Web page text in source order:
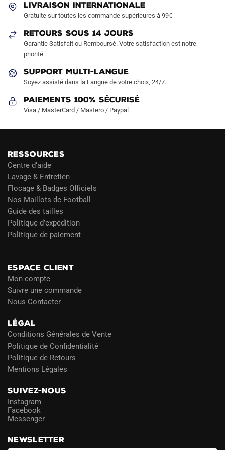
page
LIVRAISON INTERNATIONALE
Gratuite sur toutes les commande supérieures à 99€
RETOURS SOUS 14 JOURS
Garantie Satisfait ou Remboursé. Votre satisfaction est notre
priorité.
SUPPORT MULTI-LANGUE
Soyez assisté dans la Langue de votre choix, 24/7.
Paiements 100% Sécurisé
Visa / MasterCard / Mastero / Paypal
RESSOURCES
Centre d’aide
Lavage & Entretien
Flocage & Badges Officiels
Nos Maillots de Football
Guide des tailles
Politique d’expédition
Politique de paiement
ESPACE CLIENT
Mon compte
Suivre une commande
Nous Contacter
LÉGAL
Conditions Générales de Vente
Politique de Confidentialité
Politique de Retours
Mentions Légales
SUIVEZ-NOUS
Instagram
Facebook
Messenger
NEWSLETTER